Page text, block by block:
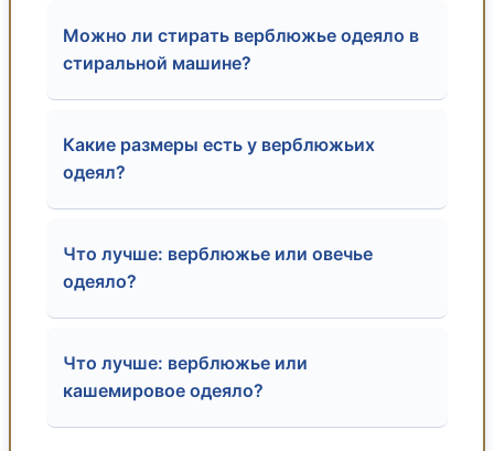
Можно ли стирать верблюжье одеяло в
стиральной машине?
Какие размеры есть у верблюжьих
одеял?
Что лучше: верблюжье или овечье
одеяло?
Что лучше: верблюжье или
кашемировое одеяло?